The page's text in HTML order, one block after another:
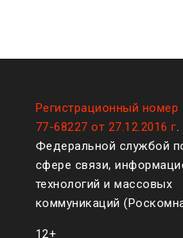
Регистрационный
77-68227 от 27.12.2016 г.
Федеральной службой
сфере связи,
технологий и массовых
коммуникаций
12+